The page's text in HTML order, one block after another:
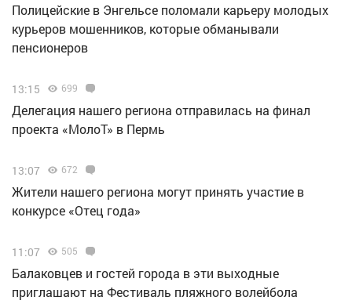
Полицейские в Энгельсе поломали карьеру молодых
курьеров мошенников, которые обманывали
пенсионеров
13:15 699
Делегация нашего региона отправилась на финал
проекта «МолоТ» в Пермь
13:07 672
Жители нашего региона могут принять участие в
конкурсе «Отец года»
11:07 505
Балаковцев и гостей города в эти выходные
приглашают на Фестиваль пляжного волейбола